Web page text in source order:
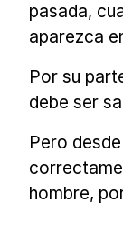
pasada,
aparezca
Por su
debe ser
Pero
hombre,